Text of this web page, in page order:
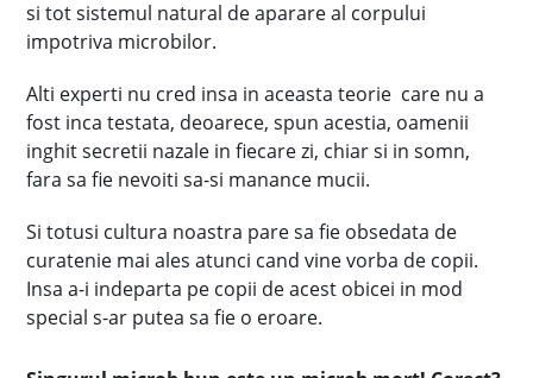
si tot sistemul natural de aparare al corpului
impotriva microbilor.
Alti experti nu cred insa in aceasta teorie care nu a
fost inca testata, deoarece, spun acestia, oamenii
inghit secretii nazale in fiecare zi, chiar si in somn,
fara sa fie nevoiti sa-si manance mucii.
Si totusi cultura noastra pare sa fie obsedata de
curatenie mai ales atunci cand vine vorba de copii.
Insa a-i indeparta pe copii de acest obicei in mod
special s-ar putea sa fie o eroare.